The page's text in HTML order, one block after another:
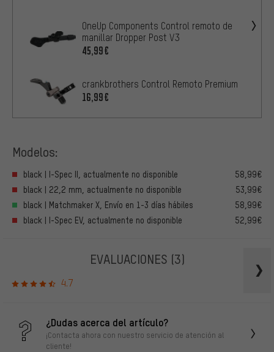
OneUp Components Control remoto de
manillar Dropper Post V3
45,99€
crankbrothers Control Remoto Premium
16,99€
Modelos:
black | I-Spec II, actualmente no disponible
58,99€
black | 22,2 mm, actualmente no disponible
53,99€
black | Matchmaker X, Envío en 1-3 días hábiles
58,99€
black | I-Spec EV, actualmente no disponible
52,99€
EVALUACIONES (3)
4.7
¿Dudas acerca del artículo?
¡Contacta ahora con nuestro servicio de atención al
cliente!